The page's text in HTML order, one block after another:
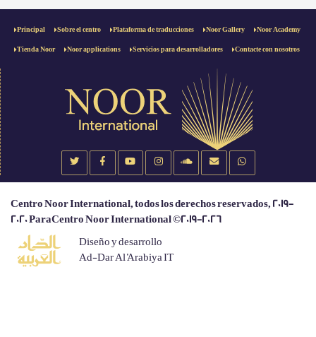
Principal Sobre el centro Plataforma de traducciones Noor Gallery Noor Academy
Tienda Noor Noor applications Servicios para desarrolladores Contacte con nosotros
Centro Noor International, todos los derechos reservados, 2019-
2020 ParaCentro Noor International ©2019-2026
Diseño y desarrollo
Ad-Dar Al 'Arabiya IT